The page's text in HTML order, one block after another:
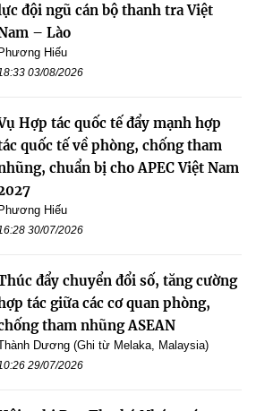
đội ngũ cán bộ thanh tra Việt
– Lào
Hiếu
03/08/2026
Hợp tác quốc tế đẩy mạnh hợp
quốc tế về phòng, chống tham
chuẩn bị cho APEC Việt Nam
Hiếu
30/07/2026
đẩy chuyển đổi số, tăng cường
tác giữa các cơ quan phòng,
tham nhũng ASEAN
Dương (Ghi từ Melaka, Malaysia)
29/07/2026